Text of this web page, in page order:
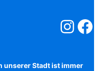
unserer Stadt ist immer